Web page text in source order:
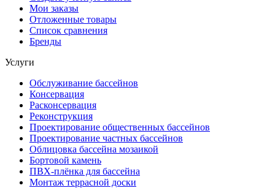
Мои заказы
Отложенные товары
Список сравнения
Бренды
Услуги
Обслуживание бассейнов
Консервация
Расконсервация
Реконструкция
Проектирование общественных бассейнов
Проектирование частных бассейнов
Облицовка бассейна мозаикой
Бортовой камень
ПВХ-плёнка для бассейна
Монтаж террасной доски